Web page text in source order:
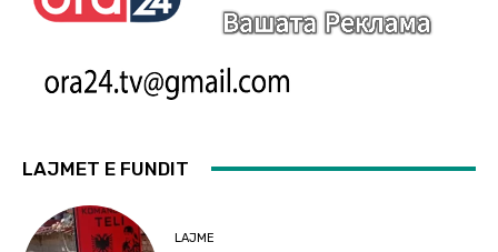
LAJMET E FUNDIT
LAJME